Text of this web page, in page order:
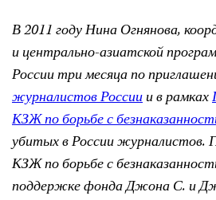
В 2011 году Нина Огнянова,
и центрально-азиатской
России три месяца по
журналистов Россиии в рамках
КЗЖ по борьбе с
убитых в России журналистов.
КЗЖ по борьбе с
поддержкефонда Джона С. и